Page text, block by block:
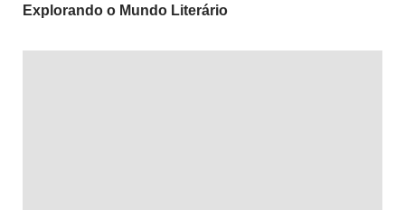
Explorando o Mundo Literário